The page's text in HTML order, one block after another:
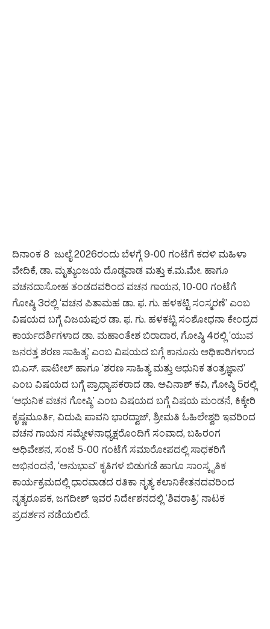
ದಿನಾಂಕ 8 ಜುಲೈ 2026ರಂದು ಬೆಳಗ್ಗೆ 9-00 ಗಂಟೆಗೆ ಕದಳಿ ಮಹಿಳಾ
ವೇದಿಕೆ, ಡಾ. ಮೃತ್ಯುಂಜಯ ದೊಡ್ಡವಾಡ ಮತ್ತು ಕ.ಮ.ಮೇ. ಹಾಗೂ
ವಚನದಾಸೋಹ ತಂಡದವರಿಂದ ವಚನ ಗಾಯನ, 10-00 ಗಂಟೆಗೆ
ಗೋಷ್ಠಿ 3ರಲ್ಲಿ ‘ವಚನ ಪಿತಾಮಹ ಡಾ. ಫ. ಗು. ಹಳಕಟ್ಟಿ ಸಂಸ್ಮರಣೆ’ ಎಂಬ
ವಿಷಯದ ಬಗ್ಗೆ ವಿಜಯಪುರ ಡಾ. ಫ. ಗು. ಹಳಕಟ್ಟಿ ಸಂಶೋಧನಾ ಕೇಂದ್ರದ
ಕಾರ್ಯದರ್ಶಿಗಳಾದ ಡಾ. ಮಹಾಂತೇಶ ಬಿರಾದಾರ, ಗೋಷ್ಠಿ 4ರಲ್ಲಿ ‘ಯುವ
ಜನರತ್ತ ಶರಣ ಸಾಹಿತ್ಯ’ ಎಂಬ ವಿಷಯದ ಬಗ್ಗೆ ಕಾನೂನು ಅಧಿಕಾರಿಗಳಾದ
ಬಿ.ಎಸ್. ಪಾಟೀಲ್ ಹಾಗೂ ‘ಶರಣ ಸಾಹಿತ್ಯ ಮತ್ತು ಆಧುನಿಕ ತಂತ್ರಜ್ಞಾನ’
ಎಂಬ ವಿಷಯದ ಬಗ್ಗೆ ಪ್ರಾಧ್ಯಾಪಕರಾದ ಡಾ. ಅವಿನಾಶ್ ಕವಿ, ಗೋಷ್ಠಿ 5ರಲ್ಲಿ
‘ಆಧುನಿಕ ವಚನ ಗೋಷ್ಠಿ’ ಎಂಬ ವಿಷಯದ ಬಗ್ಗೆ ವಿಷಯ ಮಂಡನೆ, ಕಿಕ್ಕೇರಿ
ಕೃಷ್ಣಮೂರ್ತಿ, ವಿದುಷಿ ಪಾವನಿ ಭಾರದ್ವಾಜ್, ಶ್ರೀಮತಿ ಓಹಿಲೇಶ್ವರಿ ಇವರಿಂದ
ವಚನ ಗಾಯನ ಸಮ್ಮೇಳನಾಧ್ಯಕ್ಷರೊಂದಿಗೆ ಸಂವಾದ, ಬಹಿರಂಗ
ಅಧಿವೇಶನ, ಸಂಜೆ 5-00 ಗಂಟೆಗೆ ಸಮಾರೋಪದಲ್ಲಿ ಸಾಧಕರಿಗೆ
ಅಭಿನಂದನೆ, ‘ಅನುಭಾವ’ ಕೃತಿಗಳ ಬಿಡುಗಡೆ ಹಾಗೂ ಸಾಂಸ್ಕೃತಿಕ
ಕಾರ್ಯಕ್ರಮದಲ್ಲಿ ಧಾರವಾಡದ ರತಿಕಾ ನೃತ್ಯ ಕಲಾನಿಕೇತನದವರಿಂದ
ನೃತ್ಯರೂಪಕ, ಜಗದೀಶ್ ಇವರ ನಿರ್ದೇಶನದಲ್ಲಿ ‘ಶಿವರಾತ್ರಿ’ ನಾಟಕ
ಪ್ರದರ್ಶನ ನಡೆಯಲಿದೆ.